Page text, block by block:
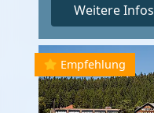
Weitere Infos
Empfehlung